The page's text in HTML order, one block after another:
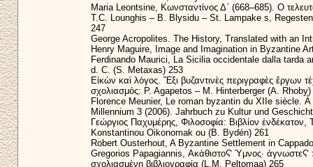
Maria Leontsine, Κωνσταντίνος Δ´ (668–685). Ο
T.C. Lounghis – B. Blysidu – St. Lampake s,
247
George Acropolites. The History, Translated with an
Henry Maguire, Image and Imagination in Byzantine
Ferdinando Maurici, La Sicilia occidentale dalla tarda
d. C. (S. Metaxas) 253
Εἰκὼν καὶ λόγος. Ἔξι βυζαντινὲς περιγραφὲς
σχολιασμός: P. Agapetos – M. Hinterberger (A. Rhoby)
Florence Meunier, Le roman byzantin du XIIe siècle.
Millennium 3 (2006). Jahrbuch zu Kultur und
Γεώργιος Παχυμέρης, Φιλοσοφία: Βιβλίον
Konstantinou Oikonomak ou (B. Bydén) 261
Robert Ousterhout, A Byzantine Settlement in
Gregorios Papagiannis, ΑκάθιστοϚ Ὑμνος· άγνωστεϚ
σχολιασμένη βιβλιογραφία (L.M. Peltomaa) 265